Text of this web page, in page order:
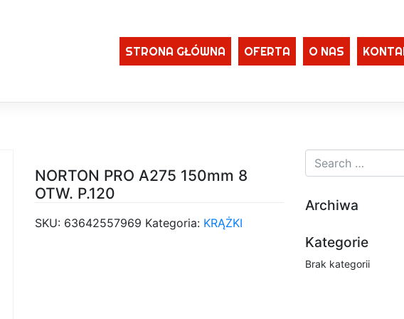
STRONA GŁÓWNA OFERTA O NAS
NORTON PRO A275 150mm 8
OTW. P.120
SKU: 63642557969 Kategoria: KRĄŻKI
Archiwa
Kategorie
Brak kategorii